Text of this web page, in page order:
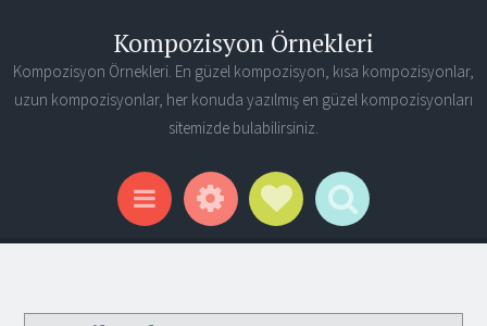
Kompozisyon Örnekleri
Kompozisyon Örnekleri. En güzel kompozisyon, kısa kompozisyonlar,
uzun kompozisyonlar, her konuda yazılmış en güzel kompozisyonları
sitemizde bulabilirsiniz.
Menu WidgetsSocial Links
Search